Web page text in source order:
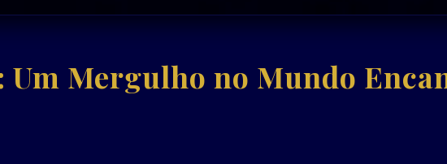
Mergulho no Mundo